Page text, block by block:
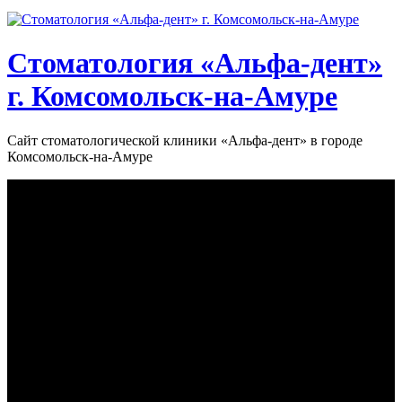
Стоматология «‎Альфа-дент»‎
г. Комсомольск-на-Амуре
Сайт стоматологической клиники «‎Альфа-дент» в городе
Комсомольск-на-Амуре